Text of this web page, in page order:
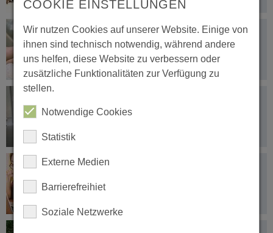
27.09.2024
Seelsorgepraktikum in der
Universitätsklinik Münster
Was macht eigentlich... Christian
26.09.2024
Examen
COOKIE EINSTELLUNGEN
Wir nutzen Cookies auf unserer Website. Einige von
ihnen sind technisch notwendig, während andere
uns helfen, diese Website zu verbessern oder
zusätzliche Funktionalitäten zur Verfügung zu
stellen.
Notwendige Cookies
Statistik
Externe Medien
Barrierefreihiet
Soziale Netzwerke